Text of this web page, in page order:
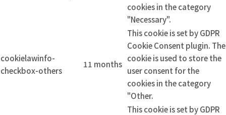
cookies in the category
"Necessary".
cookielawinfo-
checkbox-others
11 months
This cookie is set by GDPR
Cookie Consent plugin. The
cookie is used to store the
user consent for the
cookies in the category
"Other.
This cookie is set by GDPR